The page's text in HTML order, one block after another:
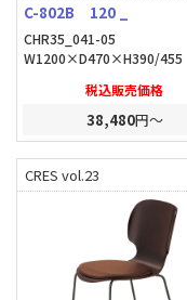
C-802B 120 _
CHR35_041-05
W1200×D470×H390/455
税込販売価格
38,480円～
CRES vol.23